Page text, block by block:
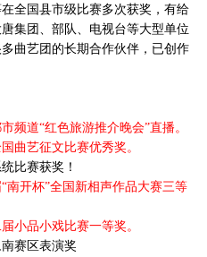
全国县市级比赛多次获奖，有给
集团、部队、电视台等大型单位
曲艺团的长期合作伙伴，已创作
频道“红色旅游推介晚会”直播。
曲艺征文比赛优秀奖。
比赛获奖！
“南开杯”全国新相声作品大赛三等
小品小戏比赛一等奖。
赛区表演奖